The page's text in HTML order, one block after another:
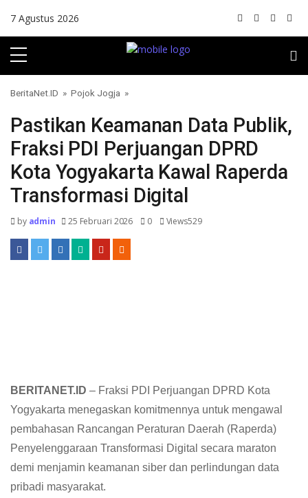
7 Agustus 2026
BeritaNet.ID » Pojok Jogja »
Pastikan Keamanan Data Publik,
Fraksi PDI Perjuangan DPRD
Kota Yogyakarta Kawal Raperda
Transformasi Digital
byadmin 25 Februari 2026 0 Views529
BERITANET.ID – Fraksi PDI Perjuangan DPRD Kota
Yogyakarta menegaskan komitmennya untuk mengawal
pembahasan Rancangan Peraturan Daerah (Raperda)
Penyelenggaraan Transformasi Digital secara maraton
demi menjamin keamanan siber dan perlindungan data
pribadi masyarakat.